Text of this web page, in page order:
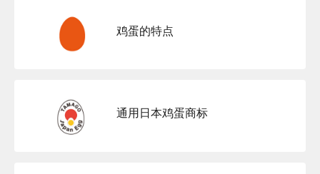
鸡蛋的特点
通用日本鸡蛋商标